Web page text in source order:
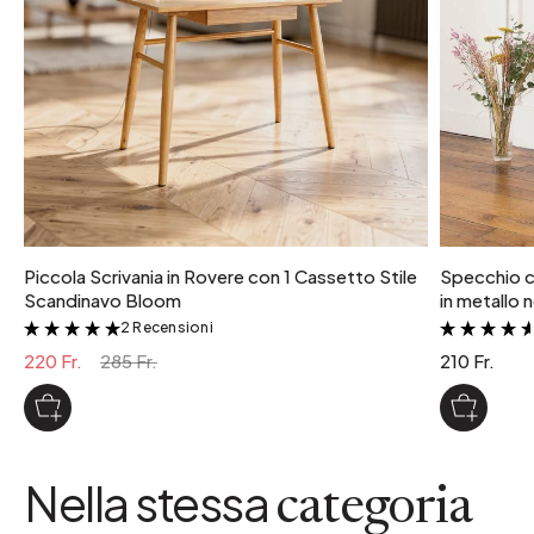
3 kg
potenza lampadina
220 W
tipo di attacco
E27
colore
Naturale
Piccola Scrivania in Rovere con 1 Cassetto Stile
Scandinavo Bloom
&
2 Recensioni
220 Fr. 285 Fr.
Specchio
in metallo
210 Fr.
Nella stessa categoria